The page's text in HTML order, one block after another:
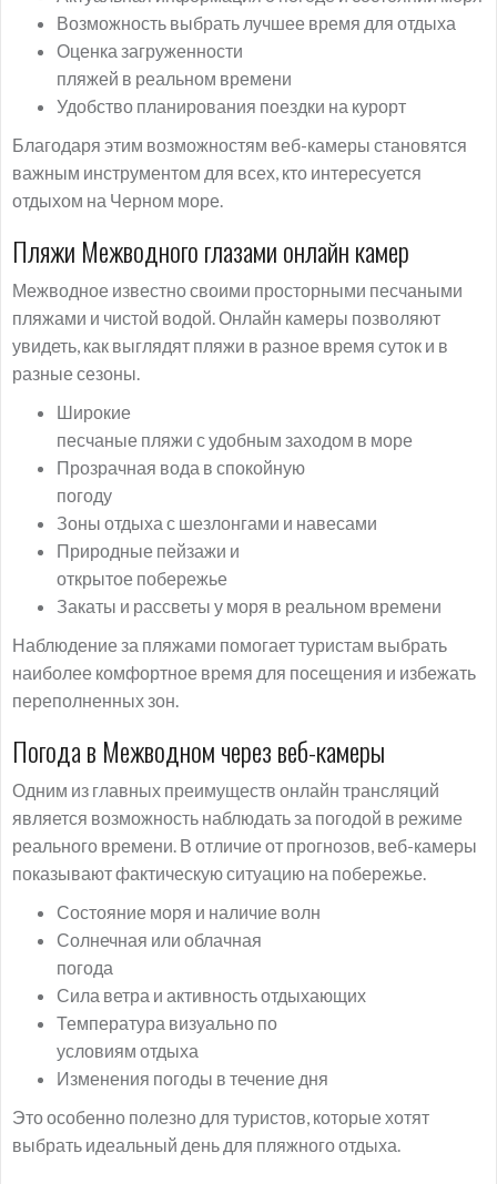
Возможность выбрать лучшее время для отдыха
Оценка загруженности
пляжей в реальном времени
Удобство планирования поездки на курорт
Благодаря этим возможностям веб-камеры становятся
важным инструментом для всех, кто интересуется
отдыхом на Черном море.
Пляжи Межводного глазами онлайн камер
Межводное известно своими просторными песчаными
пляжами и чистой водой. Онлайн камеры позволяют
увидеть, как выглядят пляжи в разное время суток и в
разные сезоны.
Широкие
песчаные пляжи с удобным заходом в море
Прозрачная вода в спокойную
погоду
Зоны отдыха с шезлонгами и навесами
Природные пейзажи и
открытое побережье
Закаты и рассветы у моря в реальном времени
Наблюдение за пляжами помогает туристам выбрать
наиболее комфортное время для посещения и избежать
переполненных зон.
Погода в Межводном через веб-камеры
Одним из главных преимуществ онлайн трансляций
является возможность наблюдать за погодой в режиме
реального времени. В отличие от прогнозов, веб-камеры
показывают фактическую ситуацию на побережье.
Состояние моря и наличие волн
Солнечная или облачная
погода
Сила ветра и активность отдыхающих
Температура визуально по
условиям отдыха
Изменения погоды в течение дня
Это особенно полезно для туристов, которые хотят
выбрать идеальный день для пляжного отдыха.